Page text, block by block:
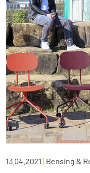
13.04.2021 | Bensing &